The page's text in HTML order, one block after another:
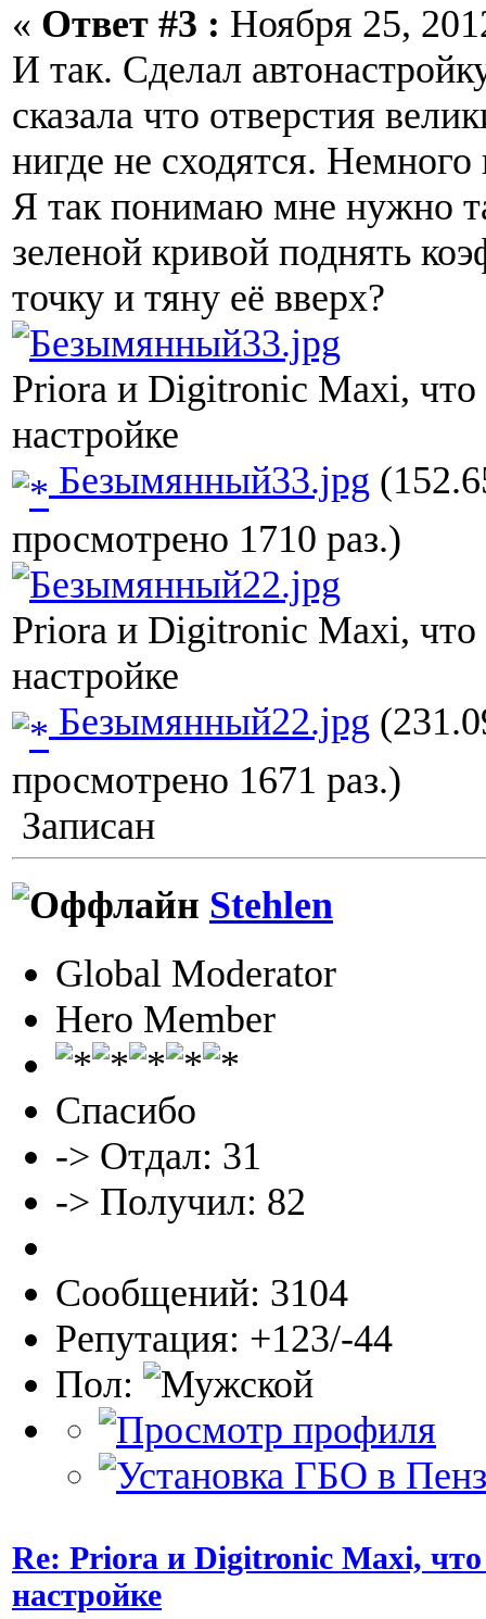
« Ответ #3 : Ноября 25,
И так. Сделал
сказала что отверстия
нигде не сходятся. Немного
Я так понимаю мне нужно
зеленой кривой поднять
точку и тяну её вверх?
Priora и Digitronic Maxi, что
настройке
Безымянный33.jpg
просмотрено 1710 раз.)
Priora и Digitronic Maxi, что
настройке
Безымянный22.jpg
просмотрено 1671 раз.)
Записан
Stehlen
Global Moderator
Hero Member
Спасибо
-> Отдал: 31
-> Получил: 82
Сообщений: 3104
Репутация: +123/-44
Пол:
Re: Priora и Digitronic Maxi, что
настройке